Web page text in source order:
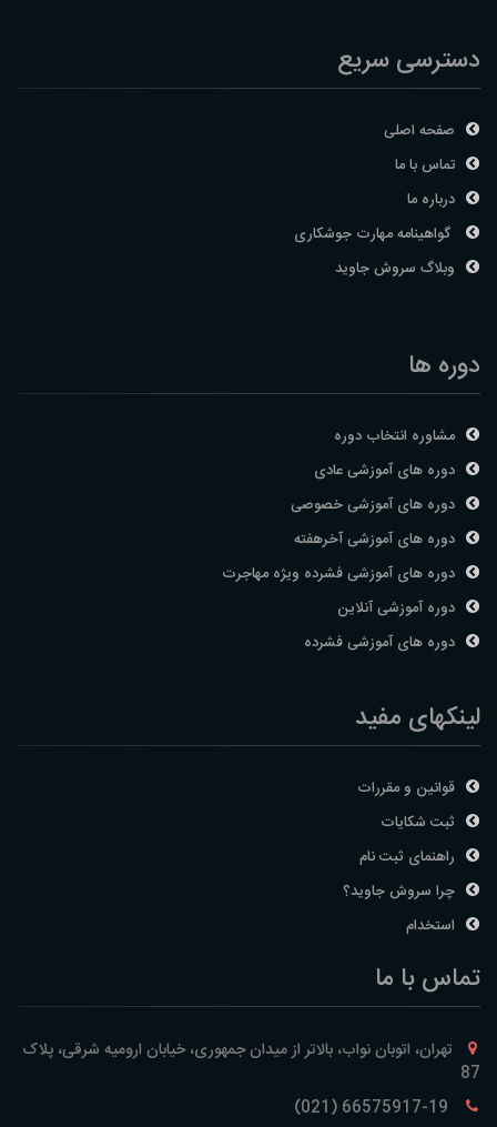
دسترسی سریع
صفحه اصلی
تماس با ما
درباره ما
گواهینامه مهارت جوشکاری
وبلاگ سروش جاوید
دوره ها
مشاوره انتخاب دوره
دوره های آموزشی عادی
دوره های آموزشی خصوصی
دوره های آموزشی آخرهفته
دوره های آموزشی فشرده ویژه مهاجرت
دوره آموزشی آنلاین
دوره های آموزشی فشرده
لینکهای مفید
قوانین و مقررات
ثبت شکایات
راهنمای ثبت نام
چرا سروش جاوید؟
استخدام
تماس با ما
تهران، اتوبان نواب، بالاتر از میدان جمهوری، خیابان ارومیه شرقی، پلاک
87